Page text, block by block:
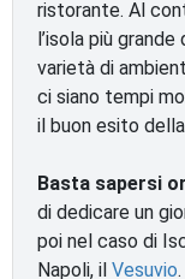
ristorante. Al
l’isola più
varietà di
ci siano tempi
il buon esito
Basta sapersi
di dedicare un
poi nel caso di
Napoli, il Vesuvio